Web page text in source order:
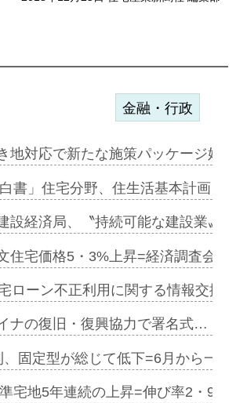
金融・行政
地対応で新たな施策パッケージ始
白書」住宅分野、住生活基本計画
設経済局、〝持続可能な建設業〟
住宅価格5・3%上昇=経済調査会
ローン不正利用に関する情報交換
ナの復旧・復興協力で署名式…
、固定型が総じて低下=6月から一
宅地5年連続の上昇=伸び率2・